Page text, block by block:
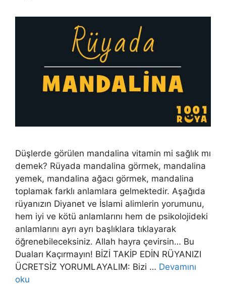
Düşlerde görülen mandalina vitamin mi sağlık mı
demek? Rüyada mandalina görmek, mandalina
yemek, mandalina ağacı görmek, mandalina
toplamak farklı anlamlara gelmektedir. Aşağıda
rüyanızın Diyanet ve İslami alimlerin yorumunu,
hem iyi ve kötü anlamlarını hem de psikolojideki
anlamlarını ayrı ayrı başlıklara tıklayarak
öğrenebileceksiniz. Allah hayra çevirsin… Bu
Duaları Kaçırmayın! BİZİ TAKİP EDİN RÜYANIZI
ÜCRETSİZ YORUMLAYALIM: Bizi … Devamını
oku